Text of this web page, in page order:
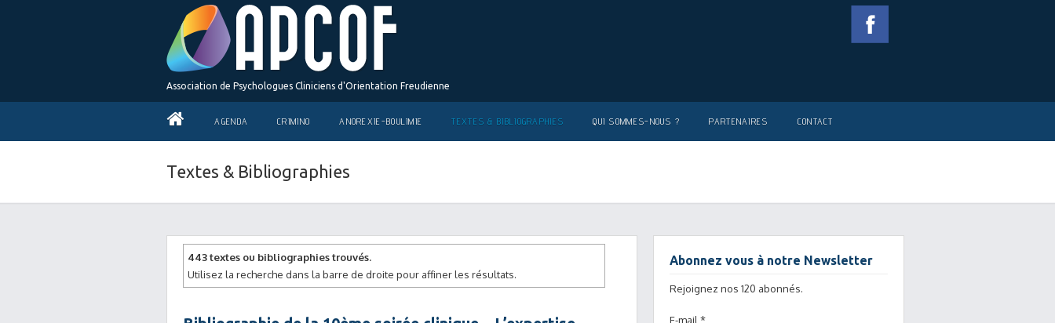
Association de Psychologues Cliniciens d'Orientation Freudienne
AGENDA CRIMINO ANOREXIE-BOULIMIE TEXTES & BIBLIOGRAPHIES QUI SOMMES-NOUS ? PARTENAIRES CONTACT
Textes & Bibliographies
443 textes ou bibliographies trouvés.
Utilisez la recherche dans la barre de droite pour affiner les résultats.
Abonnez vous à notre Newsletter
Rejoignez nos 120 abonnés.
E-mail *